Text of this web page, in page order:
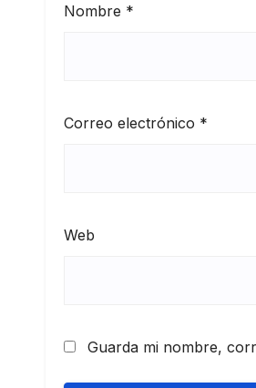
Nombre *
Correo electrónico *
Web
Guarda mi nombre,